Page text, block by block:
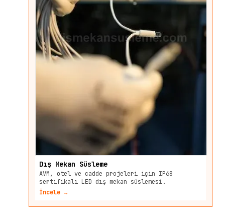
Dış Mekan Süsleme
AVM, otel ve cadde projeleri için IP68
sertifikalı LED dış mekan süslemesi.
İncele →